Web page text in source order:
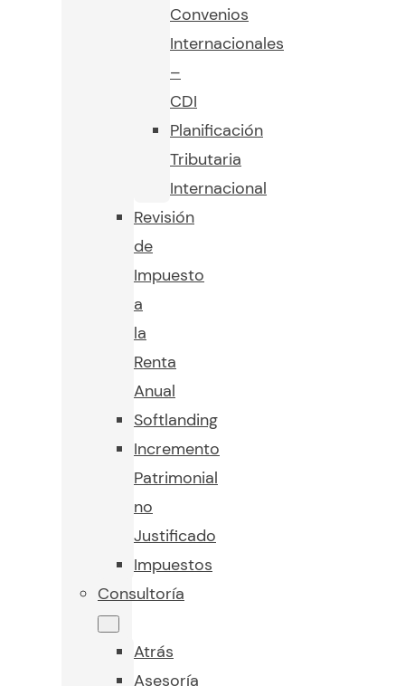
Convenios
Internacionales
–
CDI
Planificación
Tributaria
Internacional
Revisión
de
Impuesto
a
la
Renta
Anual
Softlanding
Incremento
Patrimonial
no
Justificado
Impuestos
Consultoría
Atrás
Asesoría